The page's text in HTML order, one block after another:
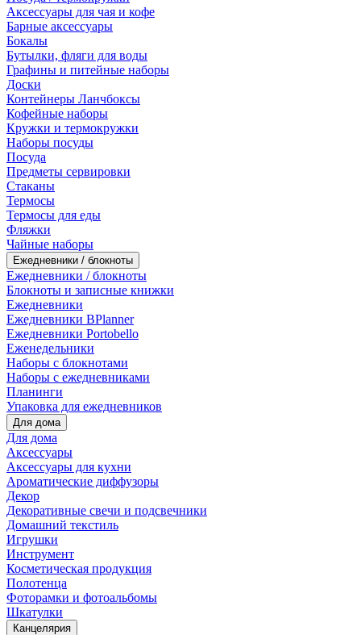
Аксессуары для чая и кофе
Барные аксессуары
Бокалы
Бутылки, фляги для воды
Графины и питейные наборы
Доски
Контейнеры Ланчбоксы
Кофейные наборы
Кружки и термокружки
Наборы посуды
Посуда
Предметы сервировки
Стаканы
Термосы
Термосы для еды
Фляжки
Чайные наборы
Ежедневники / блокноты
Ежедневники / блокноты
Блокноты и записные книжки
Ежедневники
Ежедневники BPlanner
Ежедневники Portobello
Еженедельники
Наборы с блокнотами
Наборы с ежедневниками
Планинги
Упаковка для ежедневников
Для дома
Для дома
Аксессуары
Аксессуары для кухни
Ароматические диффузоры
Декор
Декоративные свечи и подсвечники
Домашний текстиль
Игрушки
Инструмент
Косметическая продукция
Полотенца
Фоторамки и фотоальбомы
Шкатулки
Канцелярия